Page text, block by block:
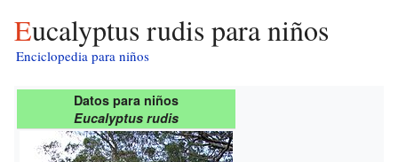
Eucalyptus rudis para niños
Enciclopedia para niños
Datos para niños
Eucalyptus rudis